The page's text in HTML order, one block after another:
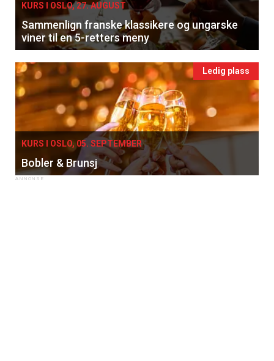
KURS I OSLO, 27. AUGUST
Sammenlign franske klassikere og ungarske
viner til en 5-retters meny
Ledig plass
KURS I OSLO, 05. SEPTEMBER
Bobler & Brunsj